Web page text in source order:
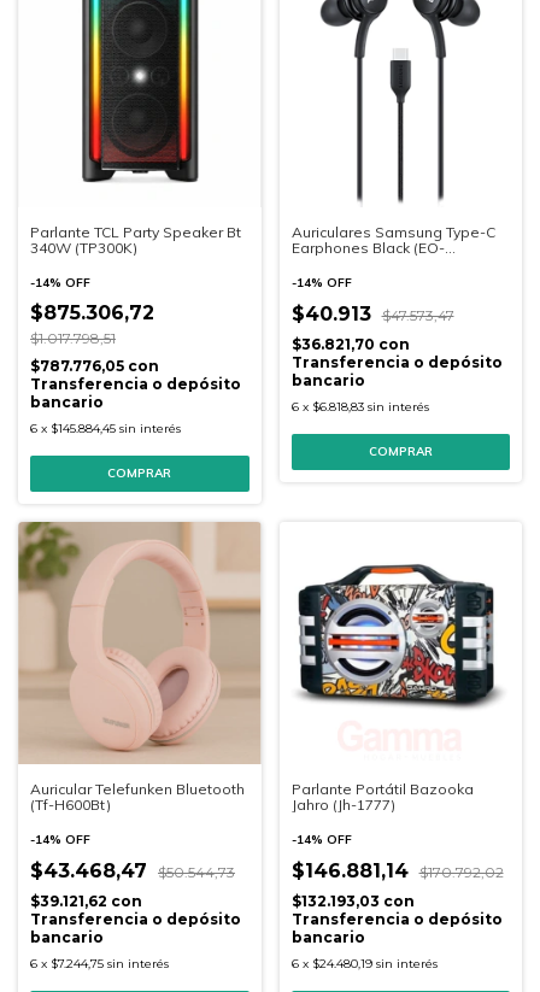
Parlante TCL Party Speaker Bt
340W (TP300K)
-14% OFF
$875.306,72
$1.017.798,51
$787.776,05 con
Transferencia o depósito
bancario
6 x $145.884,45 sin interés
Auriculares Samsung Type-C
Earphones Black (EO-
-14% OFF
$40.913 $47.573,47
$36.821,70 con
Transferencia o depósito
bancario
6 x $6.818,83 sin interés
Auricular Telefunken Bluetooth
(Tf-H600Bt)
-14% OFF
$43.468,47
$50.544,73
$39.121,62 con
Transferencia o depósito
bancario
6 x $7.244,75 sin interés
Parlante Portátil Bazooka
Jahro (Jh-1777)
-14% OFF
$146.881,14 $170.792,02
$132.193,03 con
Transferencia o depósito
bancario
6 x $24.480,19 sin interés